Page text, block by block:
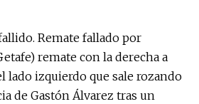
Remate fallado por
remate con la derecha a
lado izquierdo que sale rozando
de Gastón Álvarez tras un